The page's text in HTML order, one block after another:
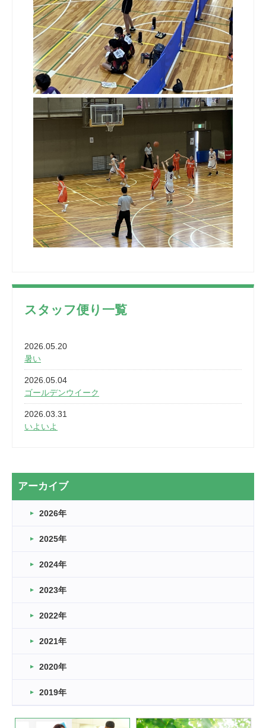
スタッフ便り一覧
2026.05.20
暑い
2026.05.04
ゴールデンウイーク
2026.03.31
いよいよ
2026.03.20
なぎなた
2026.03.16
車いすバスケとRくんのお話
卒業・卒園の季節★
2026.03.11
緑ケ丘体育館
2022.11.03
緑ケ丘体育館
いたっぼーる大会☆彡
アーカイブ
2026年
2025年
2024年
2023年
2022年
2021年
2020年
2019年